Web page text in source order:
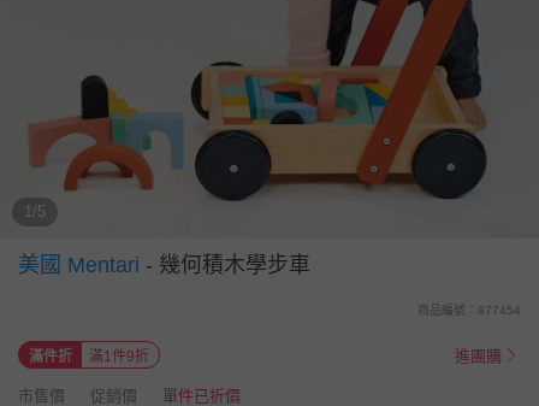
1/5
美國 Mentari - 幾何積木學步車
商品編號：877454
滿件折 滿1件9折 進團購
市售價 促銷價 單件已折價